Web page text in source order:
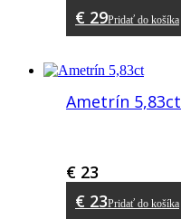
€ 29Pridať do košíka
Ametrín 5,83ct
€ 23
€ 23Pridať do košíka